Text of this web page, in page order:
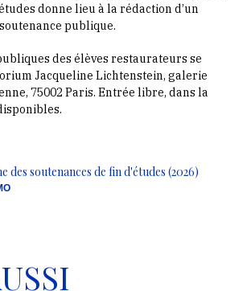
donne lieu à la rédaction d’un
publique.
des élèves restaurateurs se
Jacqueline Lichtenstein, galerie
75002 Paris. Entrée libre, dans la
des soutenances de fin d'études (2026)